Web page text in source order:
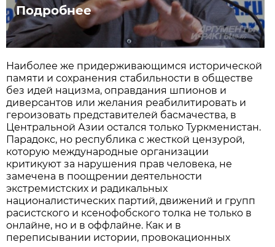
Подробнее
Наиболее же придерживающимся исторической
памяти и сохранения стабильности в обществе
без идей нацизма, оправдания шпионов и
диверсантов или желания реабилитировать и
героизовать представителей басмачества, в
Центральной Азии остался только Туркменистан.
Парадокс, но республика с жесткой цензурой,
которую международные организации
критикуют за нарушения прав человека, не
замечена в поощрении деятельности
экстремистских и радикальных
националистических партий, движений и групп
расистского и ксенофобского толка не только в
онлайне, но и в оффлайне. Как и в
переписывании истории, провокационных